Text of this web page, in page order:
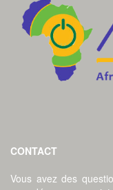
CONTACT
Vous avez des